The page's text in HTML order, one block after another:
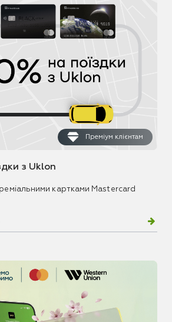
Преміум клієнтам
з Uklon
картками Mastercard